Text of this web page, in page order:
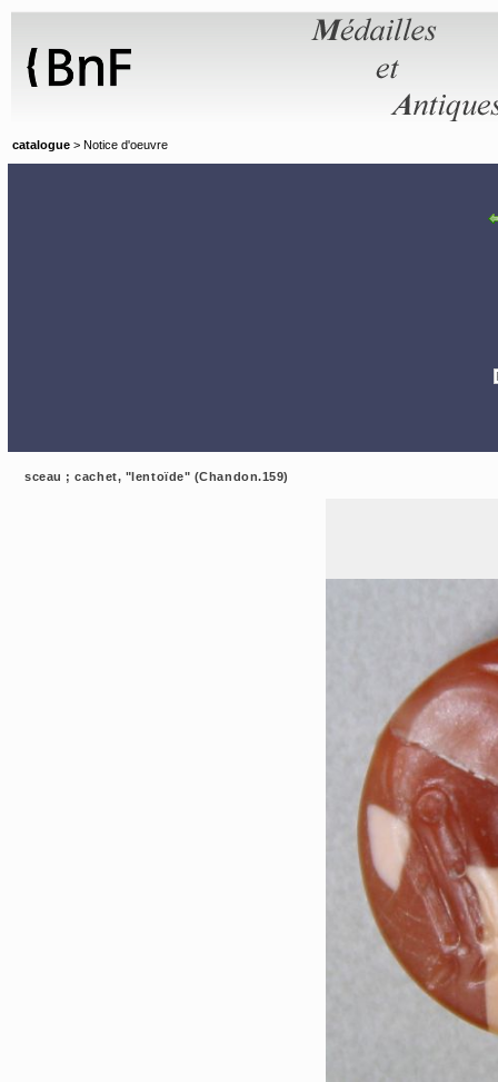
catalogue > Notice d'oeuvre
sceau ; cachet, "lentoïde" (Chandon.159)